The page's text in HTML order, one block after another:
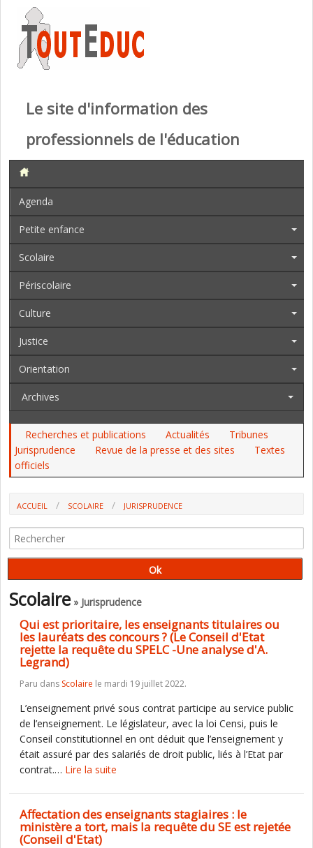
Le site d'information des
professionnels de l'éducation
Agenda
Petite enfance
Scolaire
Périscolaire
Culture
Justice
Orientation
Archives
Recherches et publications Actualités
Tribunes
Jurisprudence
Revue de la presse et des sites
Textes
officiels
ACCUEIL SCOLAIRE JURISPRUDENCE
Scolaire» Jurisprudence
Qui est prioritaire, les enseignants titulaires ou
les lauréats des concours ? (Le Conseil d'Etat
rejette la requête du SPELC -Une analyse d'A.
Legrand)
Paru dans Scolaire le mardi 19 juillet 2022.
L’enseignement privé sous contrat participe au service public
de l’enseignement. Le législateur, avec la loi Censi, puis le
Conseil constitutionnel en ont déduit que l’enseignement y
était assuré par des salariés de droit public, liés à l’Etat par
contrat.… Lire la suite
Affectation des enseignants stagiaires : le
ministère a tort, mais la requête du SE est rejetée
(Conseil d'Etat)